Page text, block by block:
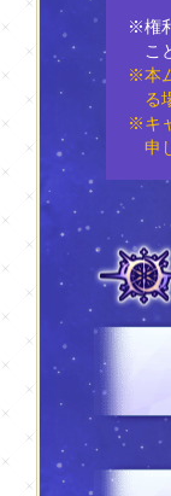
※権
こ
※本
る
※キ
申